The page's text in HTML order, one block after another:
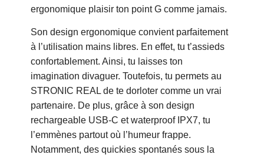
ergonomique plaisir ton point G comme jamais.
Son design ergonomique convient parfaitement
à l’utilisation mains libres. En effet, tu t’assieds
confortablement. Ainsi, tu laisses ton
imagination divaguer. Toutefois, tu permets au
STRONIC REAL de te dorloter comme un vrai
partenaire. De plus, grâce à son design
rechargeable USB-C et waterproof IPX7, tu
l’emmènes partout où l’humeur frappe.
Notamment, des quickies spontanés sous la